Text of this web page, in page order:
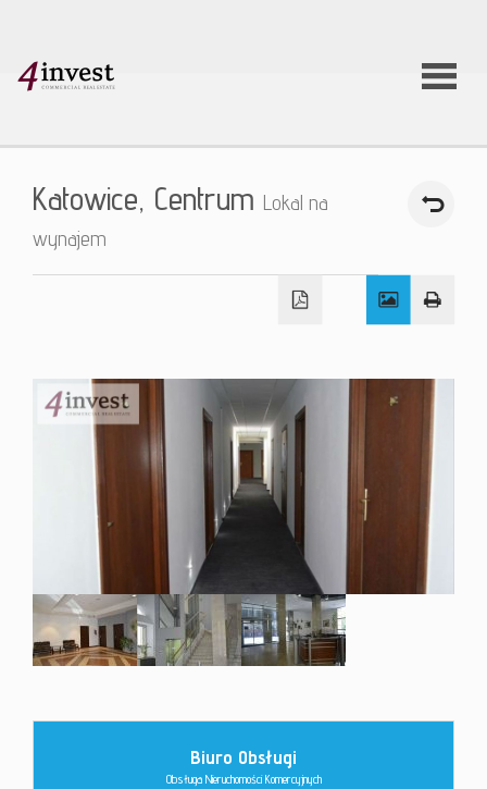
O firmie
Oferty
Kontakt
Katowice, Centrum Lokal na
wynajem
Biuro Obsługi
Obsługa Nieruchomości Komercyjnych